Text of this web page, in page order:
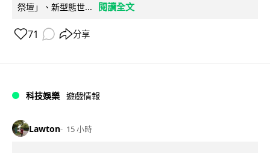
祭壇」、新型態世...
閱讀全文
71 分享
科技娛樂 遊戲情報
Lawton 15 小時